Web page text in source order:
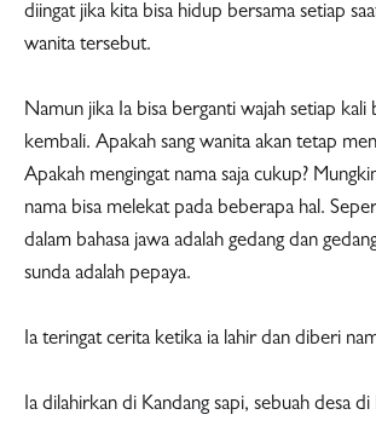
diingat jika kita bisa hidup bersama setiap
wanita tersebut.
Namun jika Ia bisa berganti wajah setiap kali
kembali. Apakah sang wanita akan tetap
Apakah mengingat nama saja cukup?
nama bisa melekat pada beberapa hal.
dalam bahasa jawa adalah gedang dan
sunda adalah pepaya.
Ia teringat cerita ketika ia lahir dan diberi
Ia dilahirkan di Kandang sapi, sebuah desa di